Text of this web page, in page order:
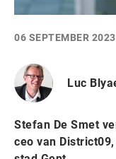
06 SEPTEMBER
Luc
Stefan De Smet
ceo van